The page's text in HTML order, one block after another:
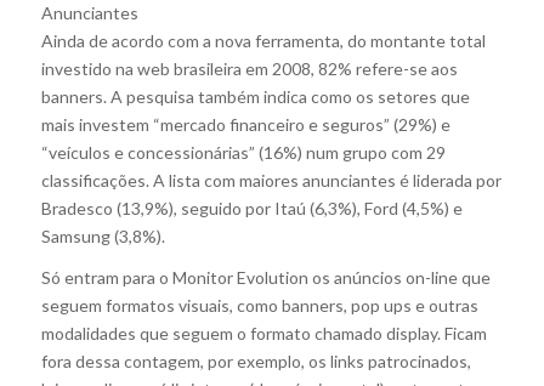
Anunciantes
Ainda de acordo com a nova ferramenta, do montante total
investido na web brasileira em 2008, 82% refere-se aos
banners. A pesquisa também indica como os setores que
mais investem “mercado financeiro e seguros” (29%) e
“veículos e concessionárias” (16%) num grupo com 29
classificações. A lista com maiores anunciantes é liderada por
Bradesco (13,9%), seguido por Itaú (6,3%), Ford (4,5%) e
Samsung (3,8%).
Só entram para o Monitor Evolution os anúncios on-line que
seguem formatos visuais, como banners, pop ups e outras
modalidades que seguem o formato chamado display. Ficam
fora dessa contagem, por exemplo, os links patrocinados,